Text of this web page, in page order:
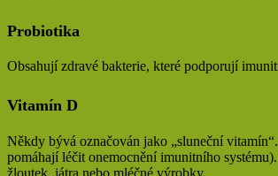
Probiotika
Obsahují zdravé bakterie, které podporují
Vitamín D
Někdy bývá označován jako „sluneční
pomáhají léčit onemocnění imunitního